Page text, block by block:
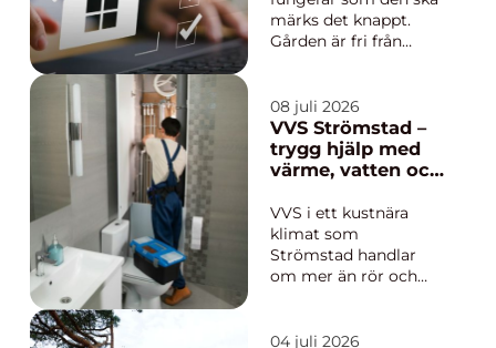
märks det knappt.
Gården är fri från
värmen bara fungerar.
Först när lampor
slocknar, avlopp
krånglar eller snön
bristerna tydliga.
Genomtänkt
Fastighetssköt...
08 juli 2026
VVS Strömstad –
trygg hjälp med
värme, vatten och
VVS i ett kustnära
klimat som
Strömstad handlar
om mer än rör och
och stora
04 juli 2026